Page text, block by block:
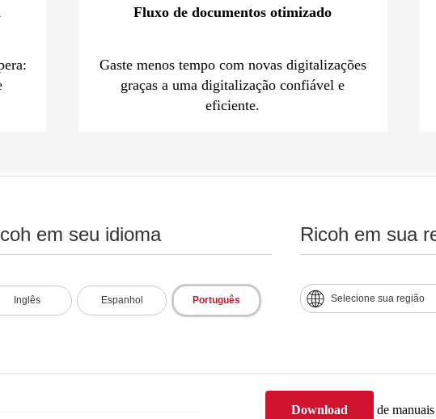
em seu idioma
Inglês Espanhol Português
Ricoh em sua
Selecione sua região
Fluxo de documentos otimizado
Gaste menos tempo com novas digitalizações
graças a uma digitalização confiável e
eficiente.
horizontal
Suporte e downloads
Download de manuais